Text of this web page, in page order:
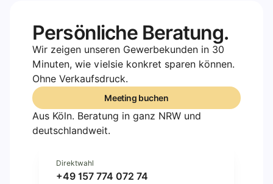
Persönliche Beratung.
Wir zeigen unseren Gewerbekunden in 30
Minuten, wie vielsie konkret sparen können.
Ohne Verkaufsdruck.
Meeting buchen
Meeting buchen
Aus Köln. Beratung in ganz NRW und
deutschlandweit.
Direktwahl
+49 157 774 072 74